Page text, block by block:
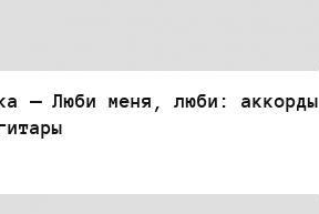
— Люби меня, люби: аккорды